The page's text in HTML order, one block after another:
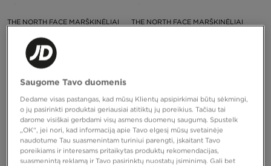
THE NORTH FACE MARŠKINĖLIAI
45,00 €
THE NORTH FACE MARŠKINĖLIAI
Saugome Tavo duomenis
Dedame visas pastangas, kad mūsų Klientų apsipirkimai būtų sėkmingi,
o jų pasirinkti produktai geriausiai atitiktų jų poreikius. Tačiau tai
darome visiškai gerbdami visų asmens duomenų saugumą. Spustelk
„OK“, jei nori, kad informaciją apie Tavo elgesį mūsų svetainėje
naudotume Tau suasmenintam turiniui parengti, įskaitant Tavo
poreikiams ir interesams pritaikytas produktų rekomendacijas,
suasmenintą reklamą ir Tavo pasirinktų nuostatų įsiminimą. Gali bet